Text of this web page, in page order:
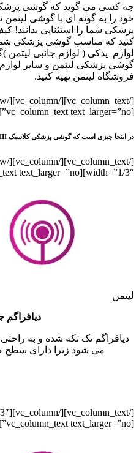
چه کسی می گوید که گوشی
خود را به گونه ای با گوشی
پزشکی شما را استثنایی بدانند!
کنید که مناسب گوشی پزشکی
لوازم یدکی ( لوازم جانبی
گوشی پزشکی لیتمن و سایر لوازم
فروشگاه لیتمن تهیه کنید.
[vc_column_text text_larger=”no”]
در اینجا چیزی است که گوشی پزشکی کلاسیک III را از سایر گوشی های پزشکی متمایز می کند:
width=”1/3″][vc_column_text text_larger=”no”]
لیتمن
دیافراگم
دیافراگم تک تکه شده و به
می شود زیرا دارای
[vc_column_text text_larger=”no”]